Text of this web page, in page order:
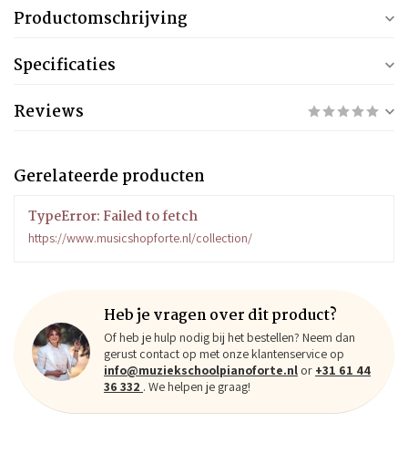
Productomschrijving
Specificaties
Reviews
Gerelateerde producten
TypeError: Failed to fetch
https://www.musicshopforte.nl/collection/
Heb je vragen over dit product?
Of heb je hulp nodig bij het bestellen? Neem dan
gerust contact op met onze klantenservice op
info@muziekschoolpianoforte.nl or +31 61 44
36 332 . We helpen je graag!